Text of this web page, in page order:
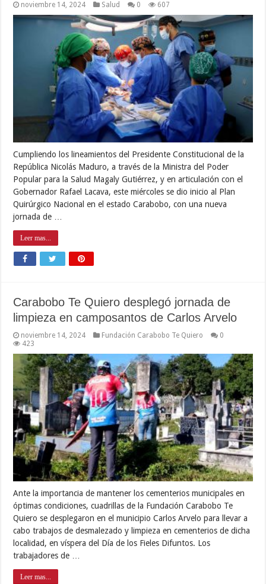
noviembre 14, 2024 Salud 0 607
Cumpliendo los lineamientos del Presidente Constitucional de la
República Nicolás Maduro, a través de la Ministra del Poder
Popular para la Salud Magaly Gutiérrez, y en articulación con el
Gobernador Rafael Lacava, este miércoles se dio inicio al Plan
Quirúrgico Nacional en el estado Carabobo, con una nueva
jornada de …
Leer mas...
Carabobo Te Quiero desplegó jornada de
limpieza en camposantos de Carlos Arvelo
noviembre 14, 2024 Fundación Carabobo Te Quiero
0
423
Ante la importancia de mantener los cementerios municipales en
óptimas condiciones, cuadrillas de la Fundación Carabobo Te
Quiero se desplegaron en el municipio Carlos Arvelo para llevar a
cabo trabajos de desmalezado y limpieza en cementerios de dicha
localidad, en víspera del Día de los Fieles Difuntos. Los
trabajadores de …
Leer mas...